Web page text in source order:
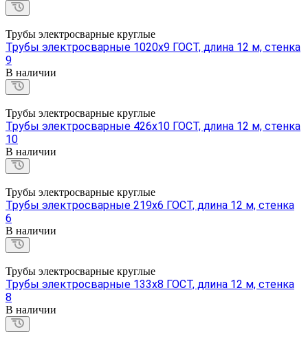
Трубы электросварные круглые
Трубы электросварные 1020х9 ГОСТ, длина 12 м, стенка
9
В наличии
Трубы электросварные круглые
Трубы электросварные 426х10 ГОСТ, длина 12 м, стенка
10
В наличии
Трубы электросварные круглые
Трубы электросварные 219х6 ГОСТ, длина 12 м, стенка
6
В наличии
Трубы электросварные круглые
Трубы электросварные 133х8 ГОСТ, длина 12 м, стенка
8
В наличии